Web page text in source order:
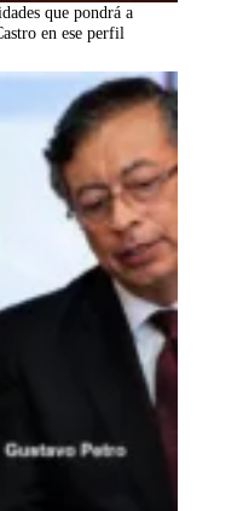
que pondrá a
en ese perfil